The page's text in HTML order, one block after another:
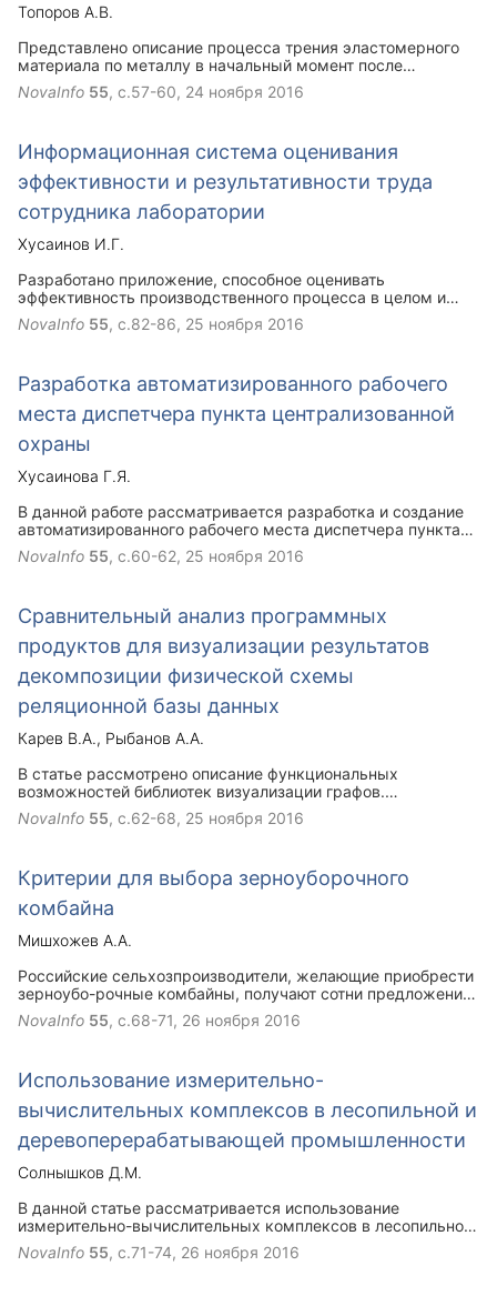
Топоров А.В.
Представлено описание процесса трения эластомерного
материала по металлу в начальный момент после
страгивания. Описан механизм создания силы трения.
NovaInfo 55, с.57-60, 24 ноября 2016
Информационная система оценивания
эффективности и результативности труда
сотрудника лаборатории
Хусаинов И.Г.
Разработано приложение, способное оценивать
эффективность производственного процесса в целом и
каждым сотрудником в отдельности в лаборатории
системы автоматизированного проектирования конкретной
Visual Studio, СУБД Microsoft Access, языки
NovaInfo 55, с.82-86, 25 ноября 2016
Разработка автоматизированного рабочего
места диспетчера пункта централизованной
охраны
Хусаинова Г.Я.
В данной работе рассматривается разработка и создание
автоматизированного рабочего места диспетчера пункта
централизованной охраны средствами Microsoft Visual
Studio C++ и базы данных Paradox5.
NovaInfo 55, с.60-62, 25 ноября 2016
Сравнительный анализ программных
продуктов для визуализации результатов
декомпозиции физической схемы
реляционной базы данных
Карев В.А.
Рыбанов А.А.
В статье рассмотрено описание функциональных
возможностей библиотек визуализации графов.
Представлены результаты сравнительного анализа
библиотек визуализации, с позиции решения задачи
NovaInfo 55, с.62-68, 25 ноября 2016
Критерии для выбора зерноуборочного
комбайна
Мишхожев А.А.
Российские сельхозпроизводители, желающие приобрести
зерноубо-рочные комбайны, получают сотни предложений
от компаний, производящих и реализующих технику. Как
разобраться во всем многообразии? Какой вариант считать
Этой теме посвящена данная статья.
NovaInfo 55, с.68-71, 26 ноября 2016
Использование измерительно-
вычислительных комплексов в лесопильной и
деревоперерабатывающей промышленности
Солнышков Д.М.
В данной статье рассматривается использование
измерительно-вычислительных комплексов в лесопильной
и деревоперерабатывающей промышленности на примере
комплекса для исследования усилий резания на базе
NovaInfo 55, с.71-74, 26 ноября 2016